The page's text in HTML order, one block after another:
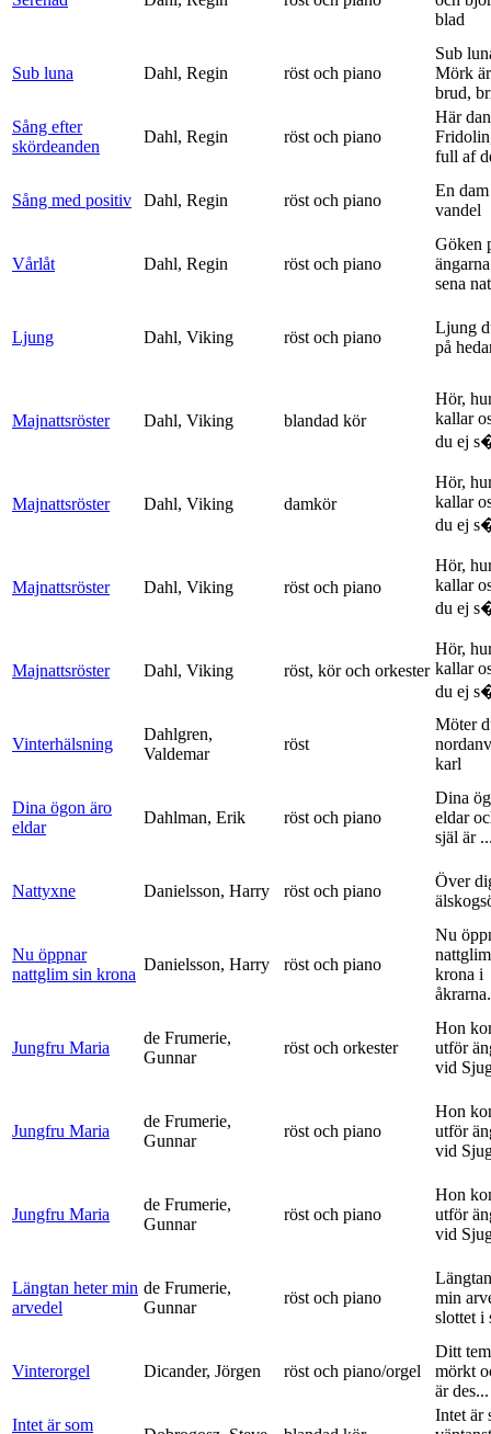
blad
Sub luna Dahl, Regin röst och piano
Sub
Mörk
brud,
Sång efter
skördeanden
Dahl, Regin röst och piano
Här
full af
Sång med positiv Dahl, Regin röst och piano
En
vandel
Vårlåt Dahl, Regin röst och piano
Göken
sena
Ljung Dahl, Viking röst och piano
Ljung
på
Majnattsröster Dahl, Viking blandad kör
Hör,
kallar
du ej
Majnattsröster Dahl, Viking damkör
Hör,
kallar
du ej
Majnattsröster Dahl, Viking röst och piano
Hör,
kallar
du ej
Majnattsröster Dahl, Viking röst, kör och orkester
Hör,
kallar
du ej
Vinterhälsning
Dahlgren,
Valdemar
röst
Möter
karl
Dina ögon äro
eldar
Dahlman, Erik röst och piano
Dina
eldar
själ är
Nattyxne Danielsson, Harry röst och piano
Över
Nu öppnar
nattglim sin krona
Danielsson, Harry röst och piano
Nu
krona i
Jungfru Maria
de Frumerie,
Gunnar
röst och orkester
Hon
utför
vid
Jungfru Maria
de Frumerie,
Gunnar
röst och piano
Hon
utför
vid
Jungfru Maria
de Frumerie,
Gunnar
röst och piano
Hon
utför
vid
Längtan heter min
arvedel
de Frumerie,
Gunnar
röst och piano
min
slottet i
Vinterorgel Dicander, Jörgen röst och piano/orgel
Ditt
mörkt
är des...
Intet är som
Intet är